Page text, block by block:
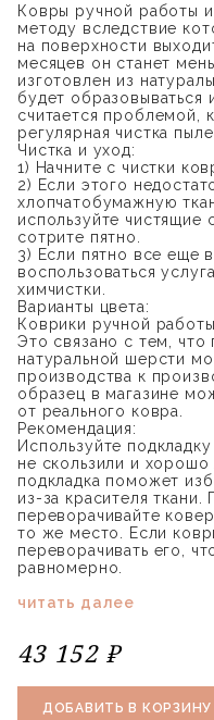
Ковры ручной работы
методу вследствие
на поверхности
месяцев он станет
изготовлен из
будет образовываться
считается проблемой,
регулярная чистка
Чистка и уход:
1) Начните с чистки
2) Если этого
хлопчатобумажную
используйте чистящие
сотрите пятно.
3) Если пятно все еще
воспользоваться
химчистки.
Варианты цвета:
Коврики ручной
Это связано с тем, что
натуральной шерсти
производства к
образец в магазине
от реального ковра.
Рекомендация:
Используйте
не скользили и
подкладка поможет
из-за красителя
переворачивайте
то же место. Если
переворачивать его,
равномерно.
читать далее
43 152 ₽
ДОБАВИТЬ В КОРЗИНУ